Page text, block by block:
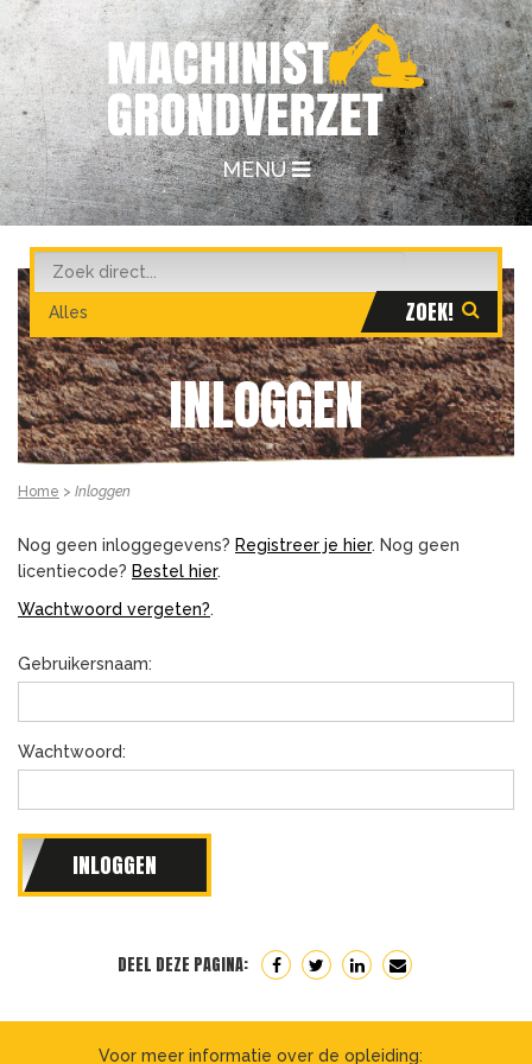
MENU
INLOGGEN
Home > Inloggen
Nog geen inloggegevens? Registreer je hier. Nog geen
licentiecode? Bestel hier.
Wachtwoord vergeten?.
Gebruikersnaam:
Wachtwoord:
DEEL DEZE PAGINA:
Voor meer informatie over de opleiding: